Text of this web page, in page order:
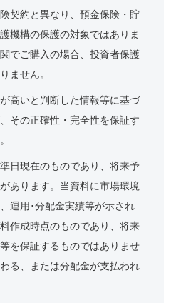
契約と異なり、預金保険・貯
機構の保護の対象ではありま
でご購入の場合、投資者保護
ません。
高いと判断した情報等に基づ
その正確性・完全性を保証す
日現在のものであり、将来予
あります。当資料に市場環境
運用･分配金実績等が示され
作成時点のものであり、将来
を保証するものではありませ
る、または分配金が支払われ